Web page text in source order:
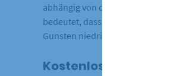
abhängig von den erworbenen
bedeutet, dass die
Gunsten niedriger werden.
Kostenloser